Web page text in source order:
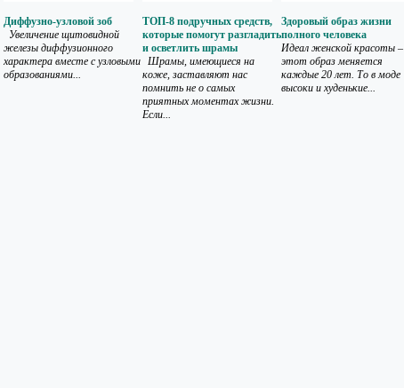
Диффузно-узловой зоб
Увеличение щитовидной
железы диффузионного
характера вместе с узловыми
образованиями...
ТОП-8 подручных средств,
которые помогут разгладить
и осветлить шрамы
Шрамы, имеющиеся на
коже, заставляют нас
помнить не о самых
приятных моментах жизни.
Если...
Здоровый образ жизни
полного человека
Идеал женской красоты –
этот образ меняется
каждые 20 лет. То в моде
высоки и худенькие...